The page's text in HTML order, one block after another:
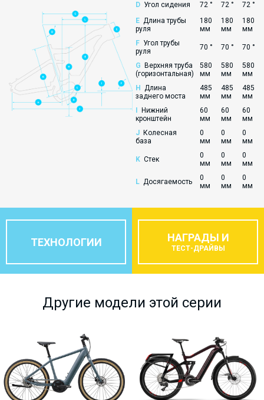
D Угол сидения 72 ° 72 °
72 °
E Длина трубы
руля
180
мм
180
мм
180
мм
F Угол трубы
руля
70 ° 70 ° 70 °
G
Верхняя труба
(горизонтальная)
580
мм
580
мм
580
мм
H Длина
заднего моста
485
мм
485
мм
485
мм
Нижний
кронштейн
60
мм
60
мм
60
мм
J Колесная
база
0
мм
0
мм
0
мм
K Стек
0
мм
0
мм
0
мм
L Досягаемость
0
мм
0
мм
0
мм
ТЕХНОЛОГИИ НАГРАДЫ И
ТЕСТ-ДРАЙВЫ
Другие модели этой серии